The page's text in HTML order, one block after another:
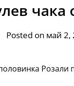
Posted on май 2,